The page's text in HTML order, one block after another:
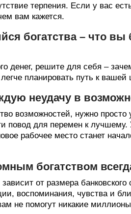
терпения. Если у вас
вам кажется.
богатства – что вы
денег, решите для себя –
планировать путь к вашей
неудачу в
возможностей, нужно просто
повод для перемен к лучшему.
рабочее место станет
богатством
от размера банковского
воспоминания, чувства и
не помогут никакие